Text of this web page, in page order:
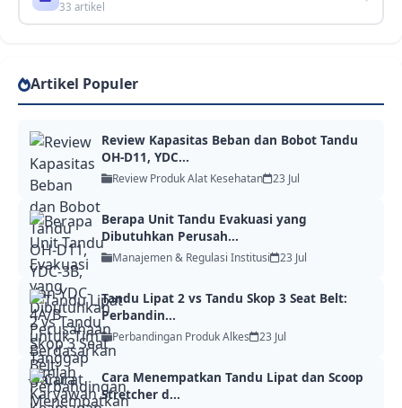
33 artikel
Artikel Populer
Review Kapasitas Beban dan Bobot Tandu
OH-D11, YDC...
Review Produk Alat Kesehatan 23 Jul
Berapa Unit Tandu Evakuasi yang
Dibutuhkan Perusah...
Manajemen & Regulasi Institusi 23 Jul
Tandu Lipat 2 vs Tandu Skop 3 Seat Belt:
Perbandin...
Perbandingan Produk Alkes 23 Jul
Cara Menempatkan Tandu Lipat dan Scoop
Stretcher d...